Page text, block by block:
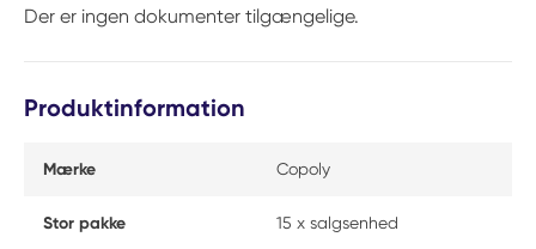
Der er ingen dokumenter tilgængelige.
Produktinformation
Mærke Copoly
Stor pakke 15 x salgsenhed